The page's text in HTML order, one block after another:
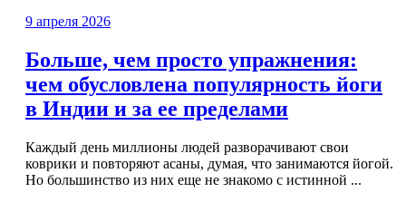
9 апреля 2026
Больше, чем просто упражнения:
чем обусловлена популярность йоги
в Индии и за ее пределами
Каждый день миллионы людей разворачивают свои
коврики и повторяют асаны, думая, что занимаются йогой.
Но большинство из них еще не знакомо с истинной ...